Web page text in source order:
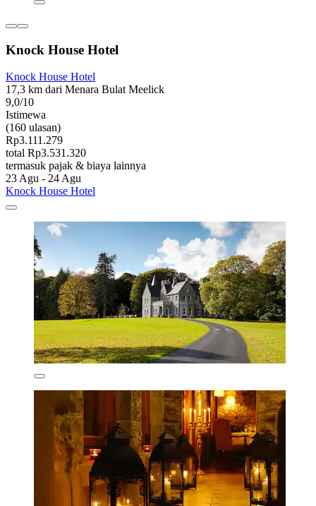
Knock House Hotel
Knock House Hotel
17,3 km dari Menara Bulat Meelick
9,0/10
Istimewa
(160 ulasan)
Rp3.111.279
total Rp3.531.320
termasuk pajak & biaya lainnya
23 Agu - 24 Agu
Knock House Hotel